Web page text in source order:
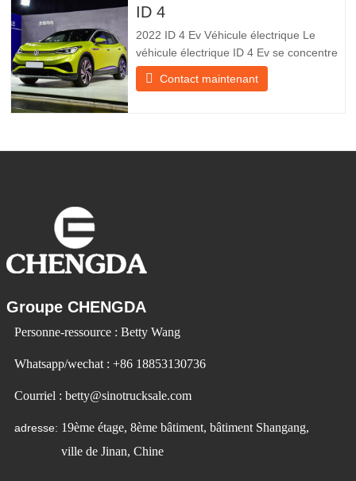
populaires. BYD Song Ev Electric Vehicle
ID 4
2022 ID 4 Ev Véhicule électrique Le
véhicule électrique ID 4 Ev se concentre
sur l’expérience client et le
développement de produits pour
Contact maintenant
Groupe CHENGDA
Personne-ressource : Betty Wang
Whatsapp/wechat : +86 18853130736
Courriel : betty@sinotrucksale.com
adresse: 19ème étage, 8ème bâtiment, bâtiment Shangang,
ville de Jinan, Chine